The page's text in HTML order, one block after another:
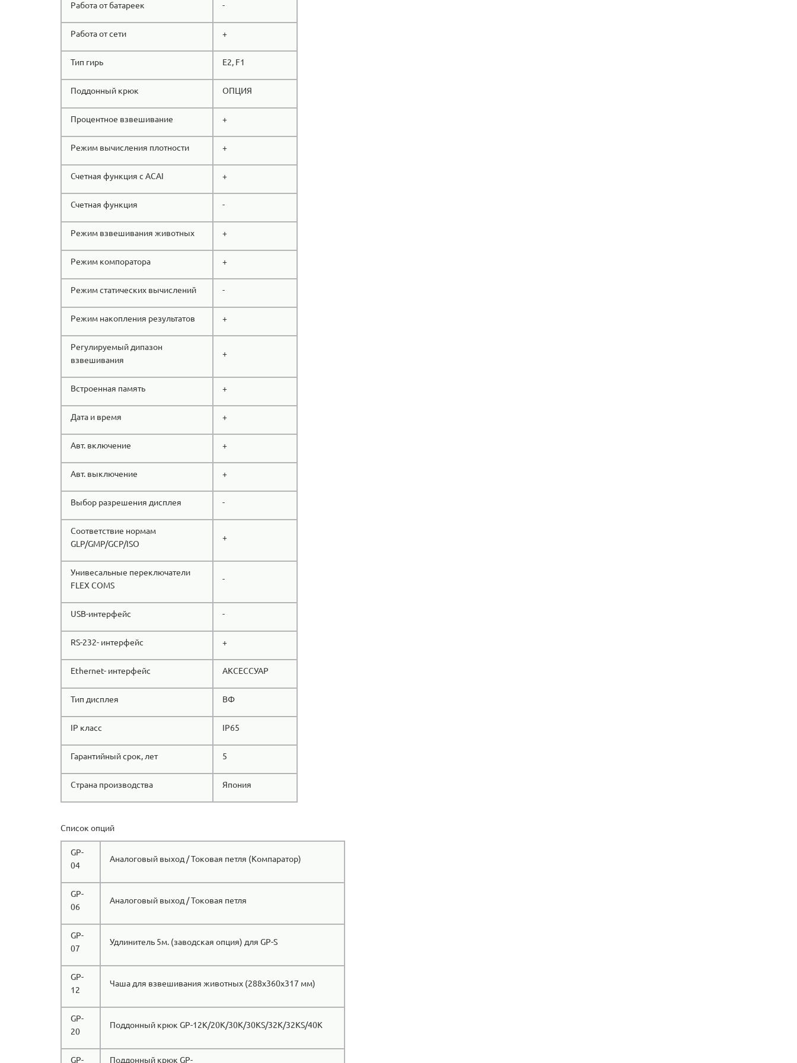
Работа от батареек -
Работа от сети +
Тип гирь E2, F1
Поддонный крюк ОПЦИЯ
Процентное взвешивание +
Режим вычисления плотности +
Счетная функция с ACAI +
Счетная функция -
Режим взвешивания животных +
Режим компоратора +
Режим статических вычислений -
Режим накопления результатов +
Регулируемый дипазон
взвешивания
+
Встроенная память +
Дата и время +
Авт. включение +
Авт. выключение +
Выбор разрешения дисплея -
Соответствие нормам
GLP/GMP/GCP/ISO
+
Унивесальные переключатели
FLEX COMS
-
USB-интерфейс -
RS-232- интерфейс +
Ethernet- интерфейс АКСЕССУАР
Тип дисплея ВФ
IP класс IP65
Гарантийный срок, лет 5
Страна производства Япония
Список опций
GP-
04
Аналоговый выход / Токовая петля (Компаратор)
GP-
06
Аналоговый выход / Токовая петля
GP-
07
Удлинитель 5м. (заводская опция) для GP-S
GP-
12
Чаша для взвешивания животных (288х360х317 мм)
GP-
20
Поддонный крюк GP-12K/20K/30K/30KS/32K/32KS/40K
GP- Поддонный крюк GP-